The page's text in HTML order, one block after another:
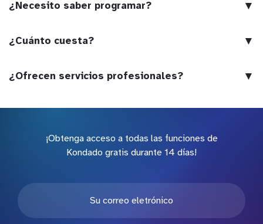
¿Necesito saber programar? ▼
¿Cuánto cuesta? ▼
¿Ofrecen servicios profesionales? ▼
¡Obtenga acceso a todas las funciones de
Kondado gratis durante 14 días!